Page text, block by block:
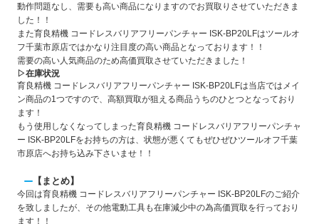
動作問題なし、需要も高い商品になりますのでお買取りさせていただきま
した！！
また育良精機 コードレスバリアフリーパンチャー ISK-BP20LFはツールオ
フ千葉市原店ではかなり注目度の高い商品となっております！！
需要の高い人気商品のため高価買取させていただきました！
▷在庫状況
育良精機 コードレスバリアフリーパンチャー ISK-BP20LFは当店ではメイ
ン商品の1つですので、高額買取が狙える商品うちのひとつとなっており
ます！
もう使用しなくなってしまった育良精機 コードレスバリアフリーパンチャ
ー ISK-BP20LFをお持ちの方は、状態が悪くてもぜひぜひツールオフ千葉
市原店へお持ち込み下さいませ！！
【まとめ】
今回は育良精機 コードレスバリアフリーパンチャー ISK-BP20LFのご紹介
を致しましたが、その他電動工具も在庫減少中の為高価買取を行っており
ます！！